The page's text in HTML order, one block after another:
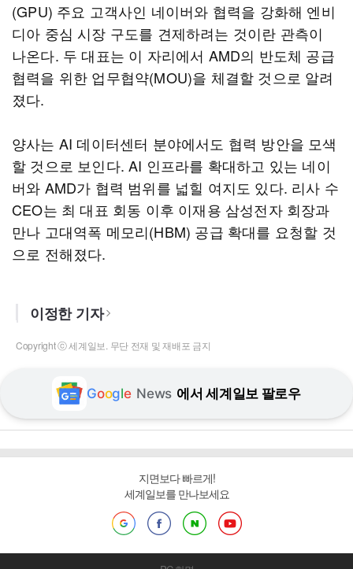
(GPU) 주요 고객사인 네이버와 협력을 강화해 엔비
디아 중심 시장 구도를 견제하려는 것이란 관측이
나온다. 두 대표는 이 자리에서 AMD의 반도체 공급
협력을 위한 업무협약(MOU)을 체결할 것으로 알려
졌다.
양사는 AI 데이터센터 분야에서도 협력 방안을 모색
할 것으로 보인다. AI 인프라를 확대하고 있는 네이
버와 AMD가 협력 범위를 넓힐 여지도 있다. 리사 수
CEO는 최 대표 회동 이후 이재용 삼성전자 회장과
만나 고대역폭 메모리(HBM) 공급 확대를 요청할 것
으로 전해졌다.
이정한 기자
Copyright ⓒ 세계일보. 무단 전재 및 재배포 금지
Google News 에서 세계일보 팔로우
지면보다 빠르게!
세계일보를 만나보세요